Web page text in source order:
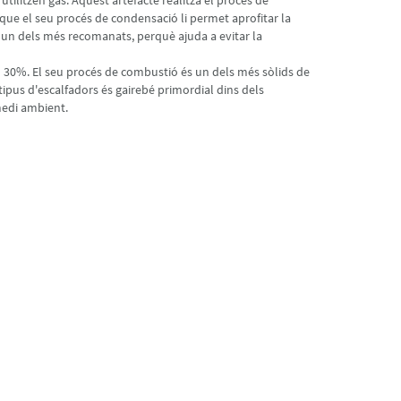
el seu procés de condensació li permet aprofitar la
dels més recomanats, perquè ajuda a evitar la
El seu procés de combustió és un dels més sòlids de
d'escalfadors és gairebé primordial dins dels
ambient.